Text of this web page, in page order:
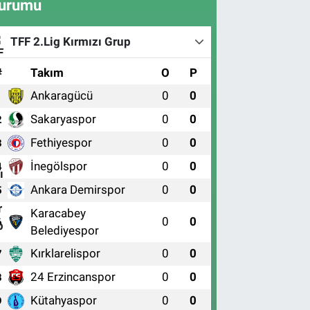
TFF 2.Lig Kırmızı Grup
Takım O P
Ankaragücü 0 0
Sakaryaspor 0 0
Fethiyespor 0 0
İnegölspor 0 0
Ankara Demirspor 0 0
Karacabey
Belediyespor
0 0
Kırklarelispor 0 0
24 Erzincanspor 0 0
Kütahyaspor 0 0